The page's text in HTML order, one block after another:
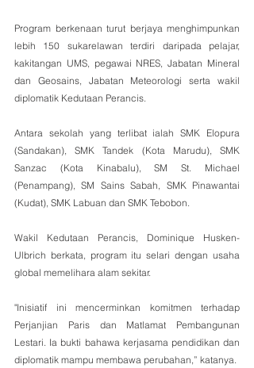
Program berkenaan turut berjaya menghimpunkan
lebih 150 sukarelawan terdiri daripada pelajar,
kakitangan UMS, pegawai NRES, Jabatan Mineral
dan Geosains, Jabatan Meteorologi serta wakil
diplomatik Kedutaan Perancis.
Antara sekolah yang terlibat ialah SMK Elopura
(Sandakan), SMK Tandek (Kota Marudu), SMK
Sanzac (Kota Kinabalu), SM St. Michael
(Penampang), SM Sains Sabah, SMK Pinawantai
(Kudat), SMK Labuan dan SMK Tebobon.
Wakil Kedutaan Perancis, Dominique Husken-
Ulbrich berkata, program itu selari dengan usaha
global memelihara alam sekitar.
"Inisiatif ini mencerminkan komitmen terhadap
Perjanjian Paris dan Matlamat Pembangunan
Lestari. Ia bukti bahawa kerjasama pendidikan dan
diplomatik mampu membawa perubahan,” katanya.